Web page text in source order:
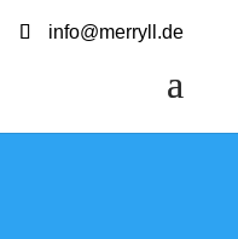
info@merryll.de